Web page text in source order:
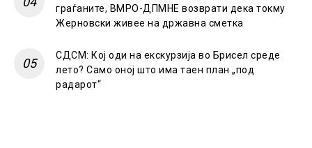
граѓаните, ВМРО-ДПМНЕ возврати дека токму
Жерновски живее на државна сметка
СДСМ: Кој оди на екскурзија во Брисел среде
лето? Само оној што има таен план „под
радарот“